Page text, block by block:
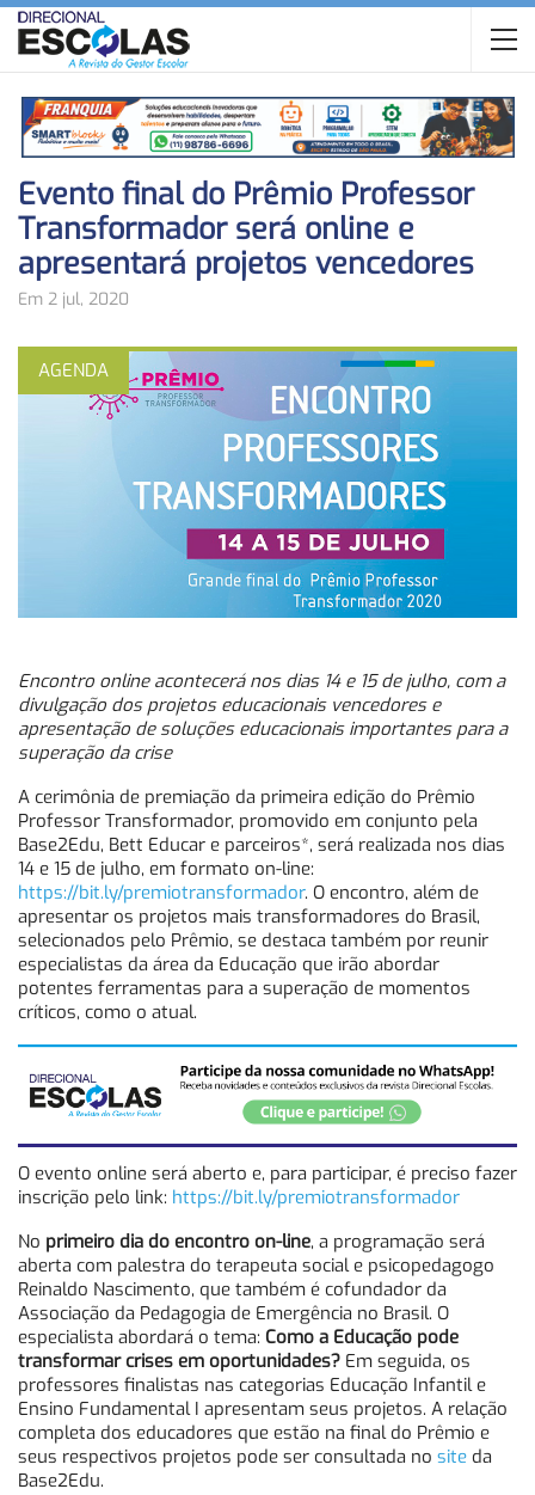
Evento final do Prêmio Professor
Transformador será online e
apresentará projetos vencedores
Em 2 jul, 2020
AGENDA
Encontro online acontecerá nos dias 14 e 15 de julho, com a
divulgação dos projetos educacionais vencedores e
apresentação de soluções educacionais importantes para a
superação da crise
A cerimônia de premiação da primeira edição do Prêmio
Professor Transformador, promovido em conjunto pela
Base2Edu, Bett Educar e parceiros*, será realizada nos dias
14 e 15 de julho, em formato on-line:
https://bit.ly/premiotransformador. O encontro, além de
apresentar os projetos mais transformadores do Brasil,
selecionados pelo Prêmio, se destaca também por reunir
especialistas da área da Educação que irão abordar
potentes ferramentas para a superação de momentos
críticos, como o atual.
O evento online será aberto e, para participar, é preciso fazer
inscrição pelo link: https://bit.ly/premiotransformador
No primeiro dia do encontro on-line, a programação será
aberta com palestra do terapeuta social e psicopedagogo
Reinaldo Nascimento, que também é cofundador da
Associação da Pedagogia de Emergência no Brasil. O
especialista abordará o tema: Como a Educação pode
transformar crises em oportunidades? Em seguida, os
professores finalistas nas categorias Educação Infantil e
Ensino Fundamental I apresentam seus projetos. A relação
completa dos educadores que estão na final do Prêmio e
seus respectivos projetos pode ser consultada no site da
Base2Edu.